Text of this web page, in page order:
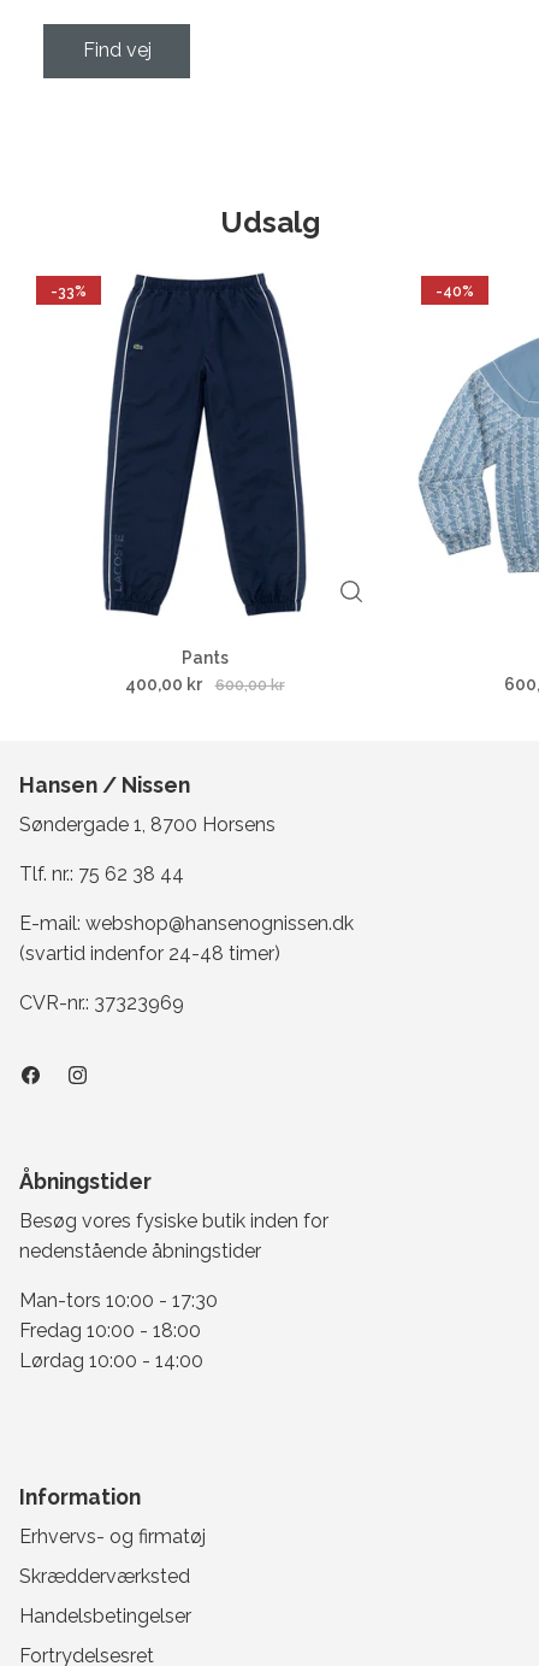
Find vej
Udsalg
-33%
Pants
400,00 kr
600,00 kr
-40%
Hansen / Nissen
Søndergade 1, 8700 Horsens
Tlf. nr.: 75 62 38 44
E-mail: webshop@hansenognissen.dk
(svartid indenfor 24-48 timer)
CVR-nr.: 37323969
Åbningstider
Besøg vores fysiske butik inden for
nedenstående åbningstider
Man-tors 10:00 - 17:30
Fredag 10:00 - 18:00
Lørdag 10:00 - 14:00
Information
Erhvervs- og firmatøj
Skrædderværksted
Handelsbetingelser
Fortrydelsesret